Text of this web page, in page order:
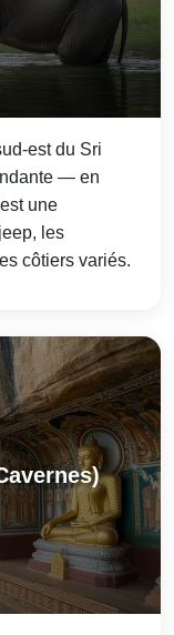
est du Sri
— en
une
les
côtiers variés.